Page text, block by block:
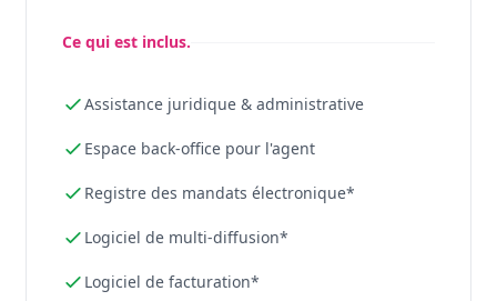
Ce qui est inclus.
Assistance juridique & administrative
Espace back-office pour l'agent
Registre des mandats électronique*
Logiciel de multi-diffusion*
Logiciel de facturation*